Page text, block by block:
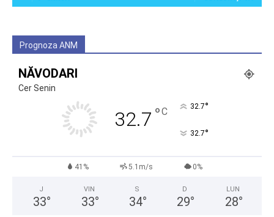
Prognoza ANM
NĂVODARI
Cer Senin
32.7 °C 32.7°
32.7°
41% 5.1m/s 0%
J
33°
VIN
33°
S
34°
D
29°
LUN
28°